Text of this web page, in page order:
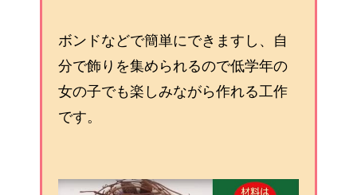
ボンドなどで簡単にできますし、自
分で飾りを集められるので低学年の
女の子でも楽しみながら作れる工作
です。